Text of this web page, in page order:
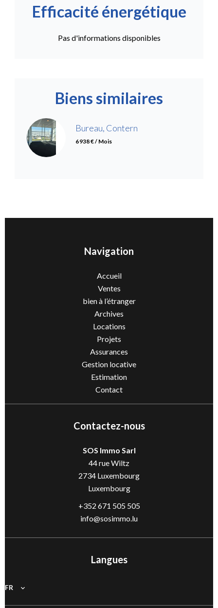
Efficacité énergétique
Pas d'informations disponibles
Biens similaires
Bureau, Contern
6 938 € / Mois
Navigation
Accueil
Ventes
bien à l’étranger
Archives
Locations
Projets
Assurances
Gestion locative
Estimation
Contact
Contactez-nous
SOS Immo Sarl
44 rue Wiltz
2734 Luxembourg
Luxembourg
+352 671 505 505
info@sosimmo.lu
Langues
FR